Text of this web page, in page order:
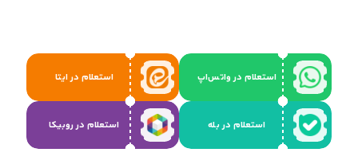
استعلام در واتس‌اپ استعلام در ایتا
استعلام در بله استعلام در روبیکا